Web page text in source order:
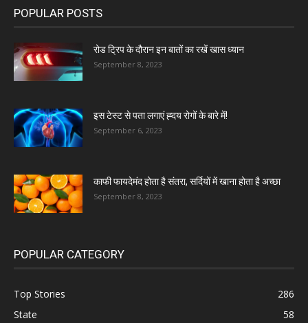
POPULAR POSTS
रोड ट्रिप के दौरान इन बातों का रखें खास ध्यान
September 8, 2023
इस टेस्ट से पता लगाएं ह्दय रोगों के बारे में!
September 6, 2023
काफी फायदेमंद होता है संतरा, सर्दियों में खाना होता है अच्छा
September 8, 2023
POPULAR CATEGORY
Top Stories
286
State
58